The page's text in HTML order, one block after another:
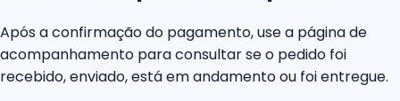
Após a confirmação do pagamento, use a página de
acompanhamento para consultar se o pedido foi
recebido, enviado, está em andamento ou foi entregue.